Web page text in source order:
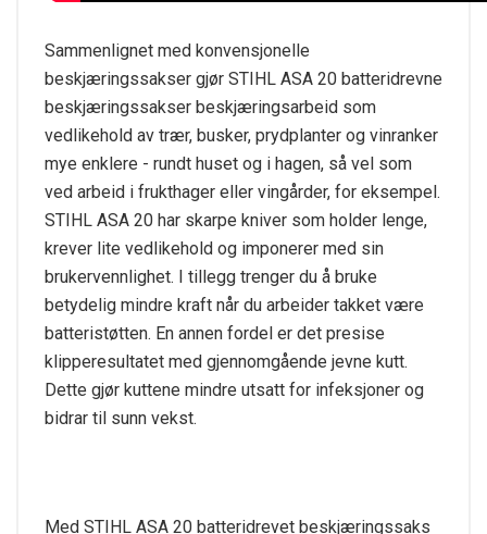
Sammenlignet med konvensjonelle
beskjæringssakser gjør STIHL ASA 20 batteridrevne
beskjæringssakser beskjæringsarbeid som
vedlikehold av trær, busker, prydplanter og vinranker
mye enklere - rundt huset og i hagen, så vel som
ved arbeid i frukthager eller vingårder, for eksempel.
STIHL ASA 20 har skarpe kniver som holder lenge,
krever lite vedlikehold og imponerer med sin
brukervennlighet. I tillegg trenger du å bruke
betydelig mindre kraft når du arbeider takket være
batteristøtten. En annen fordel er det presise
klipperesultatet med gjennomgående jevne kutt.
Dette gjør kuttene mindre utsatt for infeksjoner og
bidrar til sunn vekst.
Med STIHL ASA 20 batteridrevet beskjæringssaks